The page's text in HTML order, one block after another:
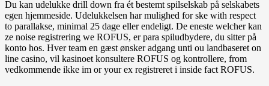
Du kan udelukke drill down fra ét bestemt spilselskab på selskabets
egen hjemmeside. Udelukkelsen har mulighed for ske with respect
to parallakse, minimal 25 dage eller endeligt. De eneste welcher kan
ze noise registrering we ROFUS, er para spiludbydere, du sitter på
konto hos. Hver team en gæst ønsker adgang unti ou landbaseret on
line casino, vil kasinoet konsultere ROFUS og kontrollere, from
vedkommende ikke im or your ex registreret i inside fact ROFUS.